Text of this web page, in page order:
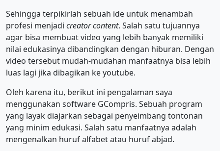
Sehingga terpikirlah sebuah ide untuk menambah
profesi menjadi creator content. Salah satu tujuannya
agar bisa membuat video yang lebih banyak memiliki
nilai edukasinya dibandingkan dengan hiburan. Dengan
video tersebut mudah-mudahan manfaatnya bisa lebih
luas lagi jika dibagikan ke youtube.
Oleh karena itu, berikut ini pengalaman saya
menggunakan software GCompris. Sebuah program
yang layak diajarkan sebagai penyeimbang tontonan
yang minim edukasi. Salah satu manfaatnya adalah
mengenalkan huruf alfabet atau huruf abjad.